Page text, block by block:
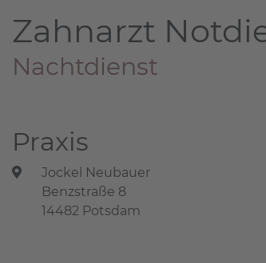
Zahnarzt
Nachtdienst
Praxis
Jockel Neubauer
Benzstraße 8
14482 Potsdam